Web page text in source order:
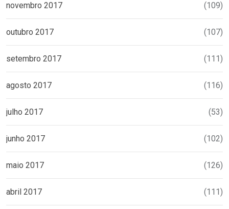
novembro 2017 (109)
outubro 2017 (107)
setembro 2017 (111)
agosto 2017 (116)
julho 2017 (53)
junho 2017 (102)
maio 2017 (126)
abril 2017 (111)